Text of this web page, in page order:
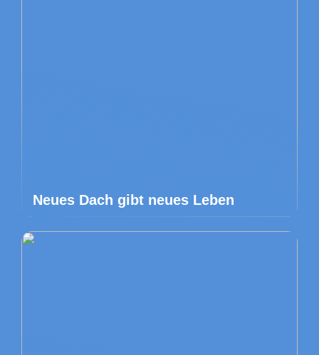
Neues Dach gibt neues Leben